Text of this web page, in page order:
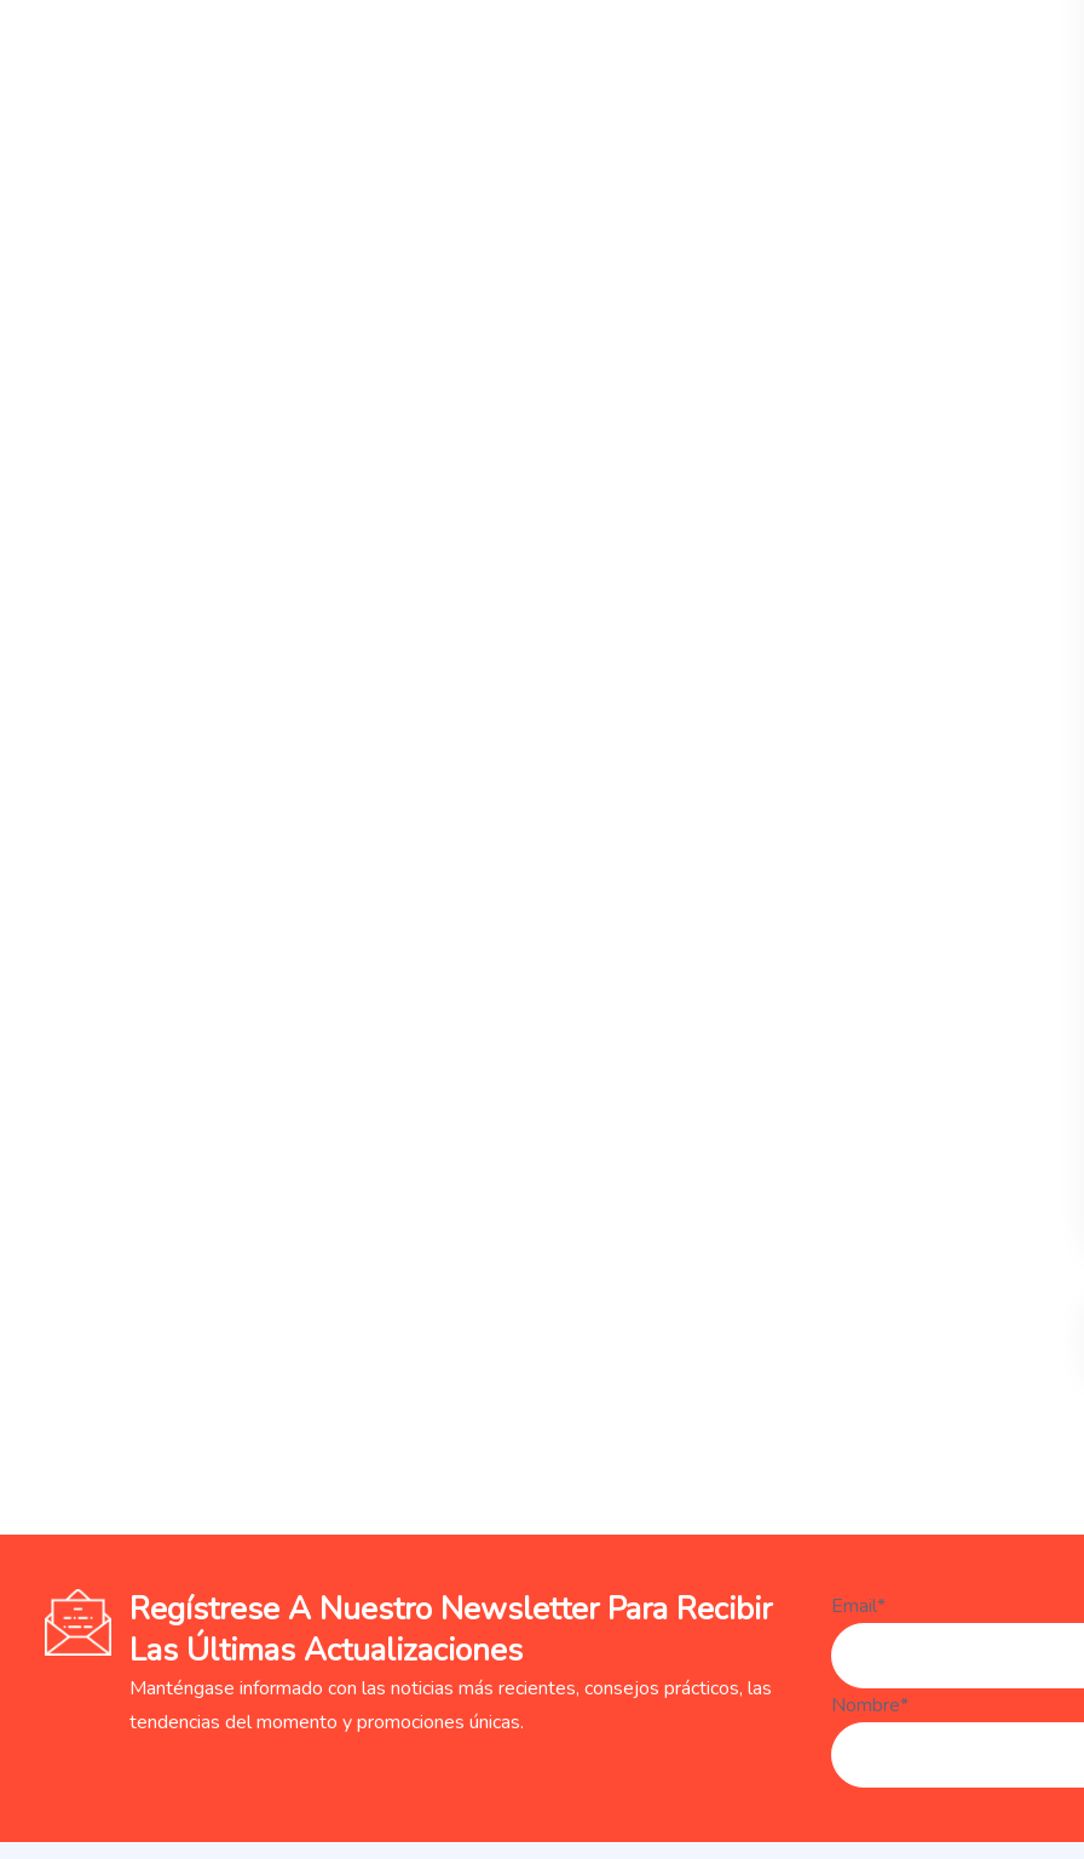
Regístrese A Nuestro Newsletter Para Recibir
Las Últimas Actualizaciones
Manténgase informado con las noticias más recientes, consejos prácticos, las
tendencias del momento y promociones únicas.
Email*
Nombre*